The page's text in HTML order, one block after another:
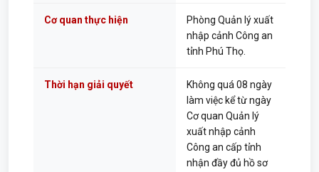
Cơ quan thực hiện
Phòng Quản lý xuất
nhập cảnh Công an
tỉnh Phú Thọ.
Thời hạn giải quyết
Không quá 08 ngày
làm việc kể từ ngày
Cơ quan Quản lý
xuất nhập cảnh
Công an cấp tỉnh
nhận đầy đủ hồ sơ